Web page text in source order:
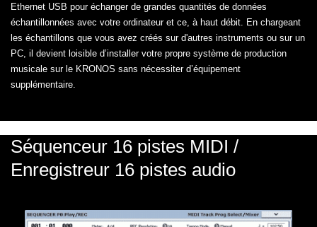
Ethernet USB pour échanger de grandes quantités de données
échantillonnées avec votre ordinateur et ce, à haut débit. En chargeant
les échantillons que vous avez créés sur d'autres instruments ou sur un
PC, il devient loisible d’installer votre propre système de production
musicale sur le KRONOS sans nécessiter d’équipement
supplémentaire.
Séquenceur 16 pistes MIDI /
Enregistreur 16 pistes audio